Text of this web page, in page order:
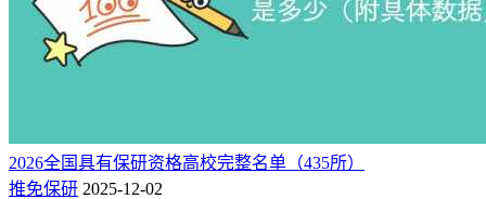
2、温州医科大学
温州医科大学2025年保研率12.30%，保研率持续增长。其中
2025届保研人数525人，其中“5+3”一体化转段173人，支教团
名额3人。2026届保研人数437人，其中支教团8人。
2026全国具有保研资格高校完整名单（435所）
推免保研 2025-12-02